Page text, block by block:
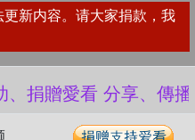
新内容。请大家捐款，我
贈愛看 分享、傳播愛